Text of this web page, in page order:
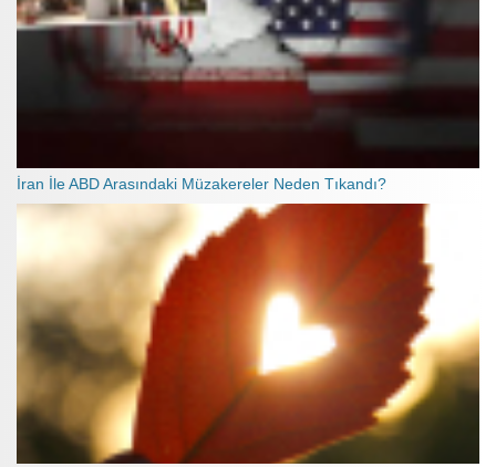
İran İle ABD Arasındaki Müzakereler Neden Tıkandı?